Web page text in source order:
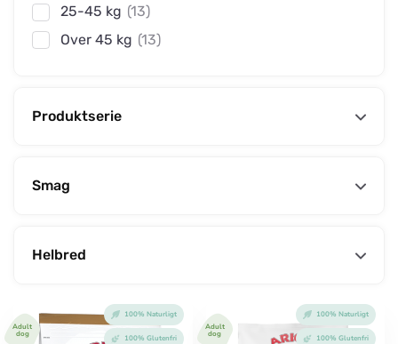
25-45 kg (13)
Over 45 kg (13)
Produktserie
Smag
Helbred
Adult
dog
100% Naturligt
100% Glutenfri
Adult
dog
100% Naturligt
100% Glutenfri